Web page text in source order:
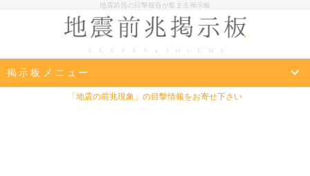
地震前兆の目撃報告が集まる掲示板
掲示板メニュー
「地震の前兆現象」の目撃情報をお寄せ下さい